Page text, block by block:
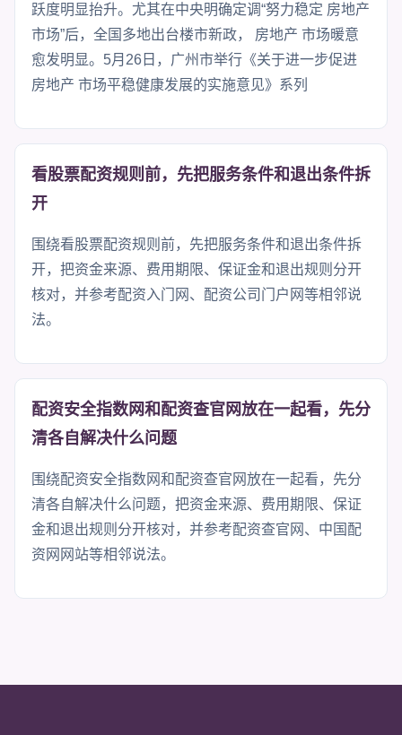
跃度明显抬升。尤其在中央明确定调“努力稳定 房地产
市场”后，全国多地出台楼市新政， 房地产 市场暖意
愈发明显。5月26日，广州市举行《关于进一步促进
房地产 市场平稳健康发展的实施意见》系列
看股票配资规则前，先把服务条件和退出条件拆
开
围绕看股票配资规则前，先把服务条件和退出条件拆
开，把资金来源、费用期限、保证金和退出规则分开
核对，并参考配资入门网、配资公司门户网等相邻说
法。
配资安全指数网和配资查官网放在一起看，先分
清各自解决什么问题
围绕配资安全指数网和配资查官网放在一起看，先分
清各自解决什么问题，把资金来源、费用期限、保证
金和退出规则分开核对，并参考配资查官网、中国配
资网网站等相邻说法。